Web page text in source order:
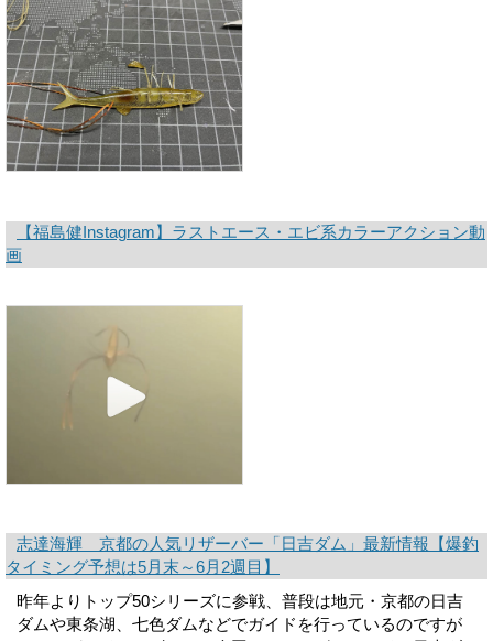
【福島健Instagram】ラストエース・エビ系カラーアクション動
画
志達海輝 京都の人気リザーバー「日吉ダム」最新情報【爆釣
タイミング予想は5月末～6月2週目】
昨年よりトップ50シリーズに参戦、普段は地元・京都の日吉
ダムや東条湖、七色ダムなどでガイドを行っているのですが